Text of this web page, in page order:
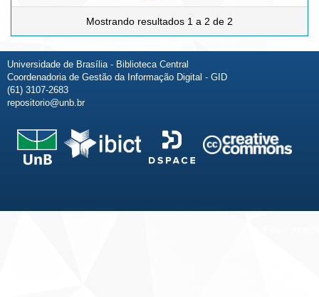
Mostrando resultados 1 a 2 de 2
Universidade de Brasília - Biblioteca Central
Coordenadoria de Gestão da Informação Digital - GID
(61) 3107-2683
repositorio@unb.br